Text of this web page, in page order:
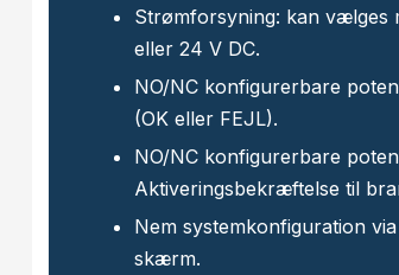
Strømforsyning: kan vælges
eller 24 V DC.
NO/NC konfigurerbare
(OK eller FEJL).
NO/NC konfigurerbare
Aktiveringsbekræftelse til
Nem systemkonfiguration
skærm.